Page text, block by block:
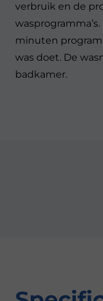
verbruik en de
minuten
was doet. De
badkamer.